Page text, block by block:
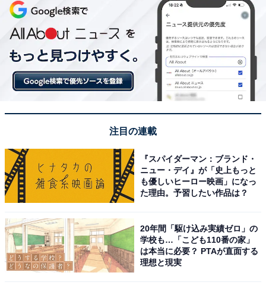
注目の連載
『スパイダーマン：ブランド・
ニュー・デイ』が「史上もっと
も優しいヒーロー映画」になっ
た理由。予習したい作品は？
20年間「駆け込み実績ゼロ」の
学校も…「こども110番の家」
は本当に必要？ PTAが直面する
理想と現実